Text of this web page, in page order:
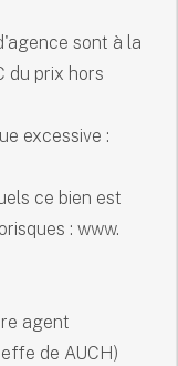
sont à la
du prix hors
excessive :
ce bien est
: www.
agent
de AUCH)